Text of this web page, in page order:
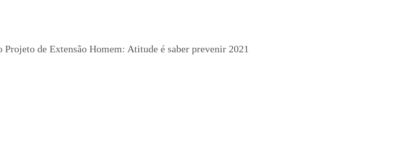
de Extensão Homem: Atitude é saber prevenir 2021